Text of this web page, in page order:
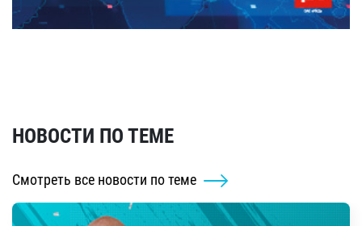
НОВОСТИ ПО ТЕМЕ
Смотреть все новости по теме